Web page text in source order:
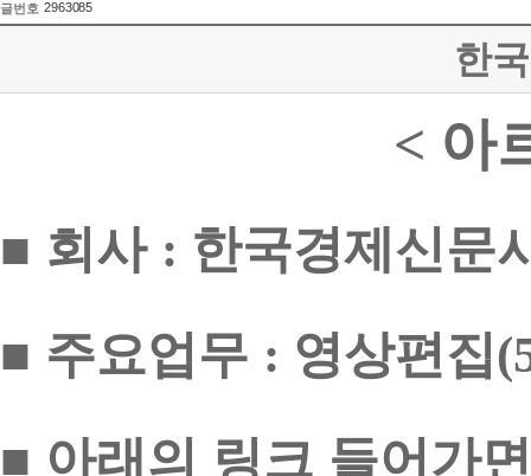
글번호 2963085
한
< 아
■ 회사 : 한국경제신문
■ 주요업무 : 영상편집
■ 아래의 링크 들어가